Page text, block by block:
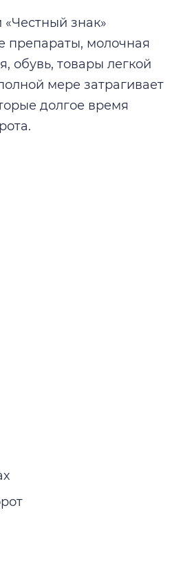
знак»
препараты, молочная
обувь, товары легкой
мере затрагивает
долгое время